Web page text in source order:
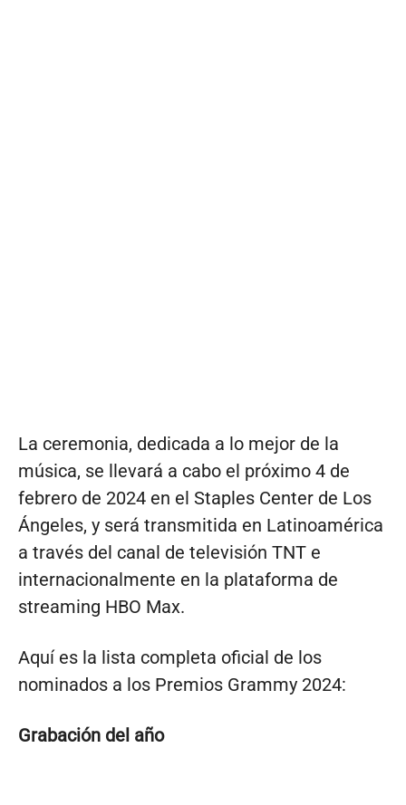
La ceremonia, dedicada a lo mejor de la
música, se llevará a cabo el próximo 4 de
febrero de 2024 en el Staples Center de Los
Ángeles, y será transmitida en Latinoamérica
a través del canal de televisión TNT e
internacionalmente en la plataforma de
streaming HBO Max.
Aquí es la lista completa oficial de los
nominados a los Premios Grammy 2024:
Grabación del año